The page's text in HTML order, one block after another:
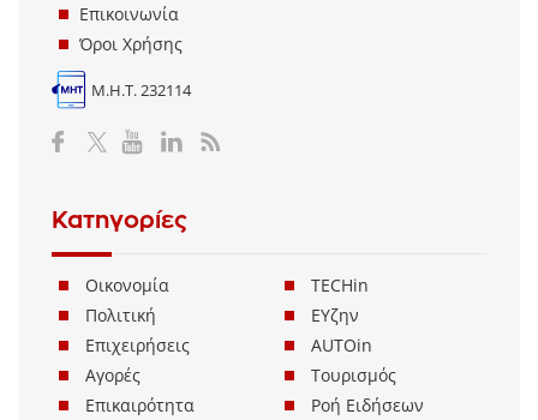
Επικοινωνία
Όροι Χρήσης
Μ.Η.Τ. 232114
Κατηγορίες
Οικονομία
Πολιτική
Επιχειρήσεις
Αγορές
Επικαιρότητα
TECHin
ΕΥζην
AUTOin
Τουρισμός
Ροή Ειδήσεων